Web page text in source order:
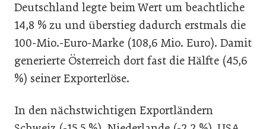
Deutschland legte beim Wert um beachtliche
14,8 % zu und überstieg dadurch erstmals die
100-Mio.-Euro-Marke (108,6 Mio. Euro). Damit
generierte Österreich dort fast die Hälfte (45,6
%) seiner Exporterlöse.
In den nächstwichtigen Exportländern